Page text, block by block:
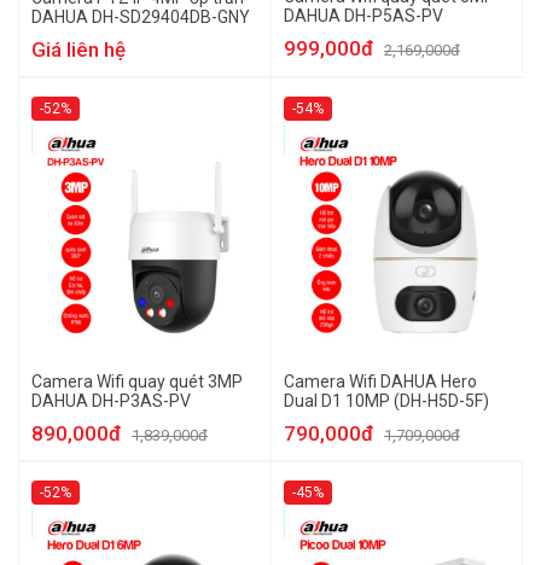
DAHUA DH-SD29404DB-GNY
Giá liên hệ
DAHUA DH-P5AS-PV
999,000đ 2,169,000đ
-52%
Camera Wifi quay quét 3MP
DAHUA DH-P3AS-PV
890,000đ 1,839,000đ
-54%
Camera Wifi DAHUA Hero
Dual D1 10MP (DH-H5D-5F)
790,000đ 1,709,000đ
-52% -45%